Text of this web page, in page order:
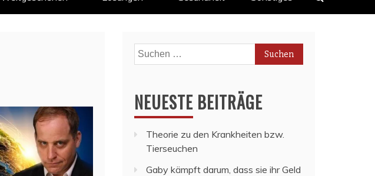
Suchen
nach:
NEUESTE BEITRÄGE
Theorie zu den Krankheiten bzw.
Tierseuchen
Gaby kämpft darum, dass sie ihr Geld